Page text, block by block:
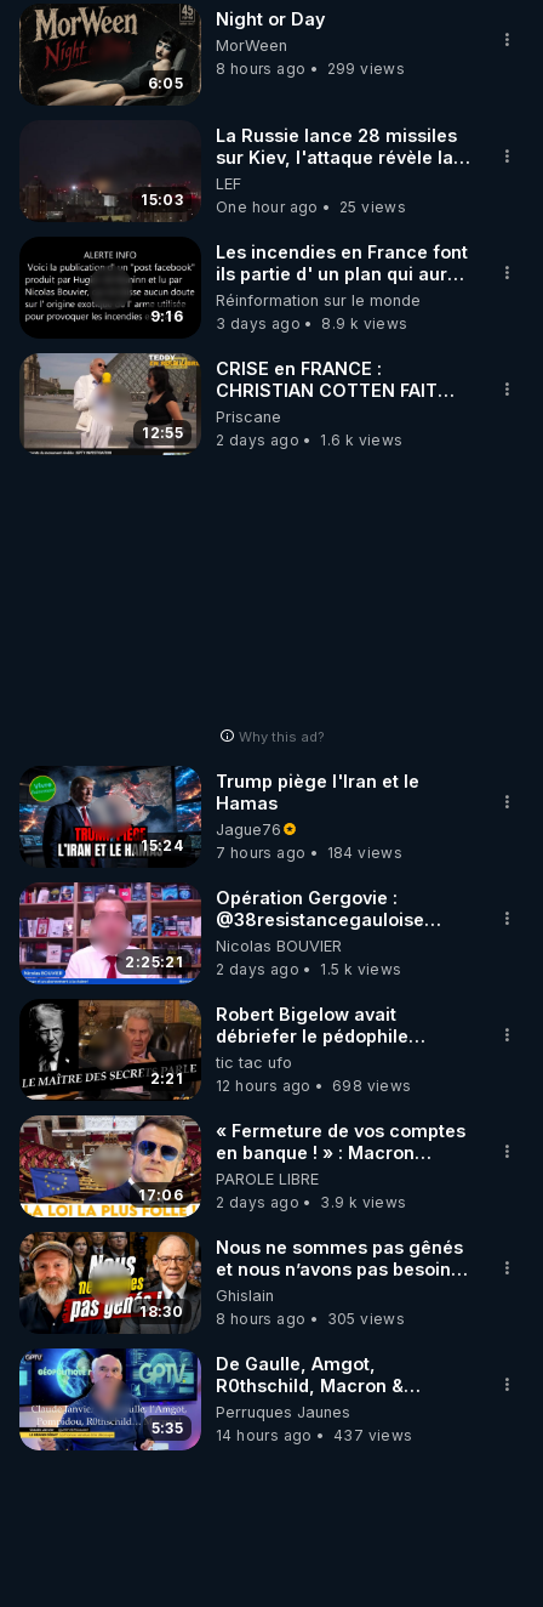
6:05
Night or Day
MorWeen
8 hours ago
299 views
15:03
La Russie lance 28 missiles
sur Kiev, l'attaque révèle la
faiblesse de Kiev
LEF
One hour ago
25 views
9:16
Les incendies en France font
ils partie d' un plan qui aurait
débuté le 11 septembre 2001
?
Réinformation sur le monde
3 days ago
8.9 k views
12:55
CRISE en FRANCE :
CHRISTIAN COTTEN FAIT
une étrange découverte
Priscane
2 days ago
1.6 k views
Why this ad?
15:24
Trump piège l'Iran et le
Hamas
Jague76
7 hours ago
184 views
2:25:21
Opération Gergovie :
‪@38resistancegauloise‬
‪@MarionSigautOfficiel‬
‪@gladysriifard5710‬ Laëtitia
Nicolas BOUVIER
2 days ago
1.5 k views
2:21
Robert Bigelow avait
débriefer le pédophile
génocidaire de donald j
trump
tic tac ufo
12 hours ago
698 views
17:06
« Fermeture de vos comptes
en banque ! » : Macron
impose une loi folle !
PAROLE LIBRE
2 days ago
3.9 k views
18:30
Nous ne sommes pas gênés
et nous n’avons pas besoin
de nous excuser ! #jw
#jehovah #collegecentral
Ghislain
8 hours ago
305 views
5:35
De Gaulle, Amgot,
R0thschild, Macron &
Pompidou… Macron Claude
Janvier, GPTV, 18 X 2024
Perruques Jaunes
14 hours ago
437 views